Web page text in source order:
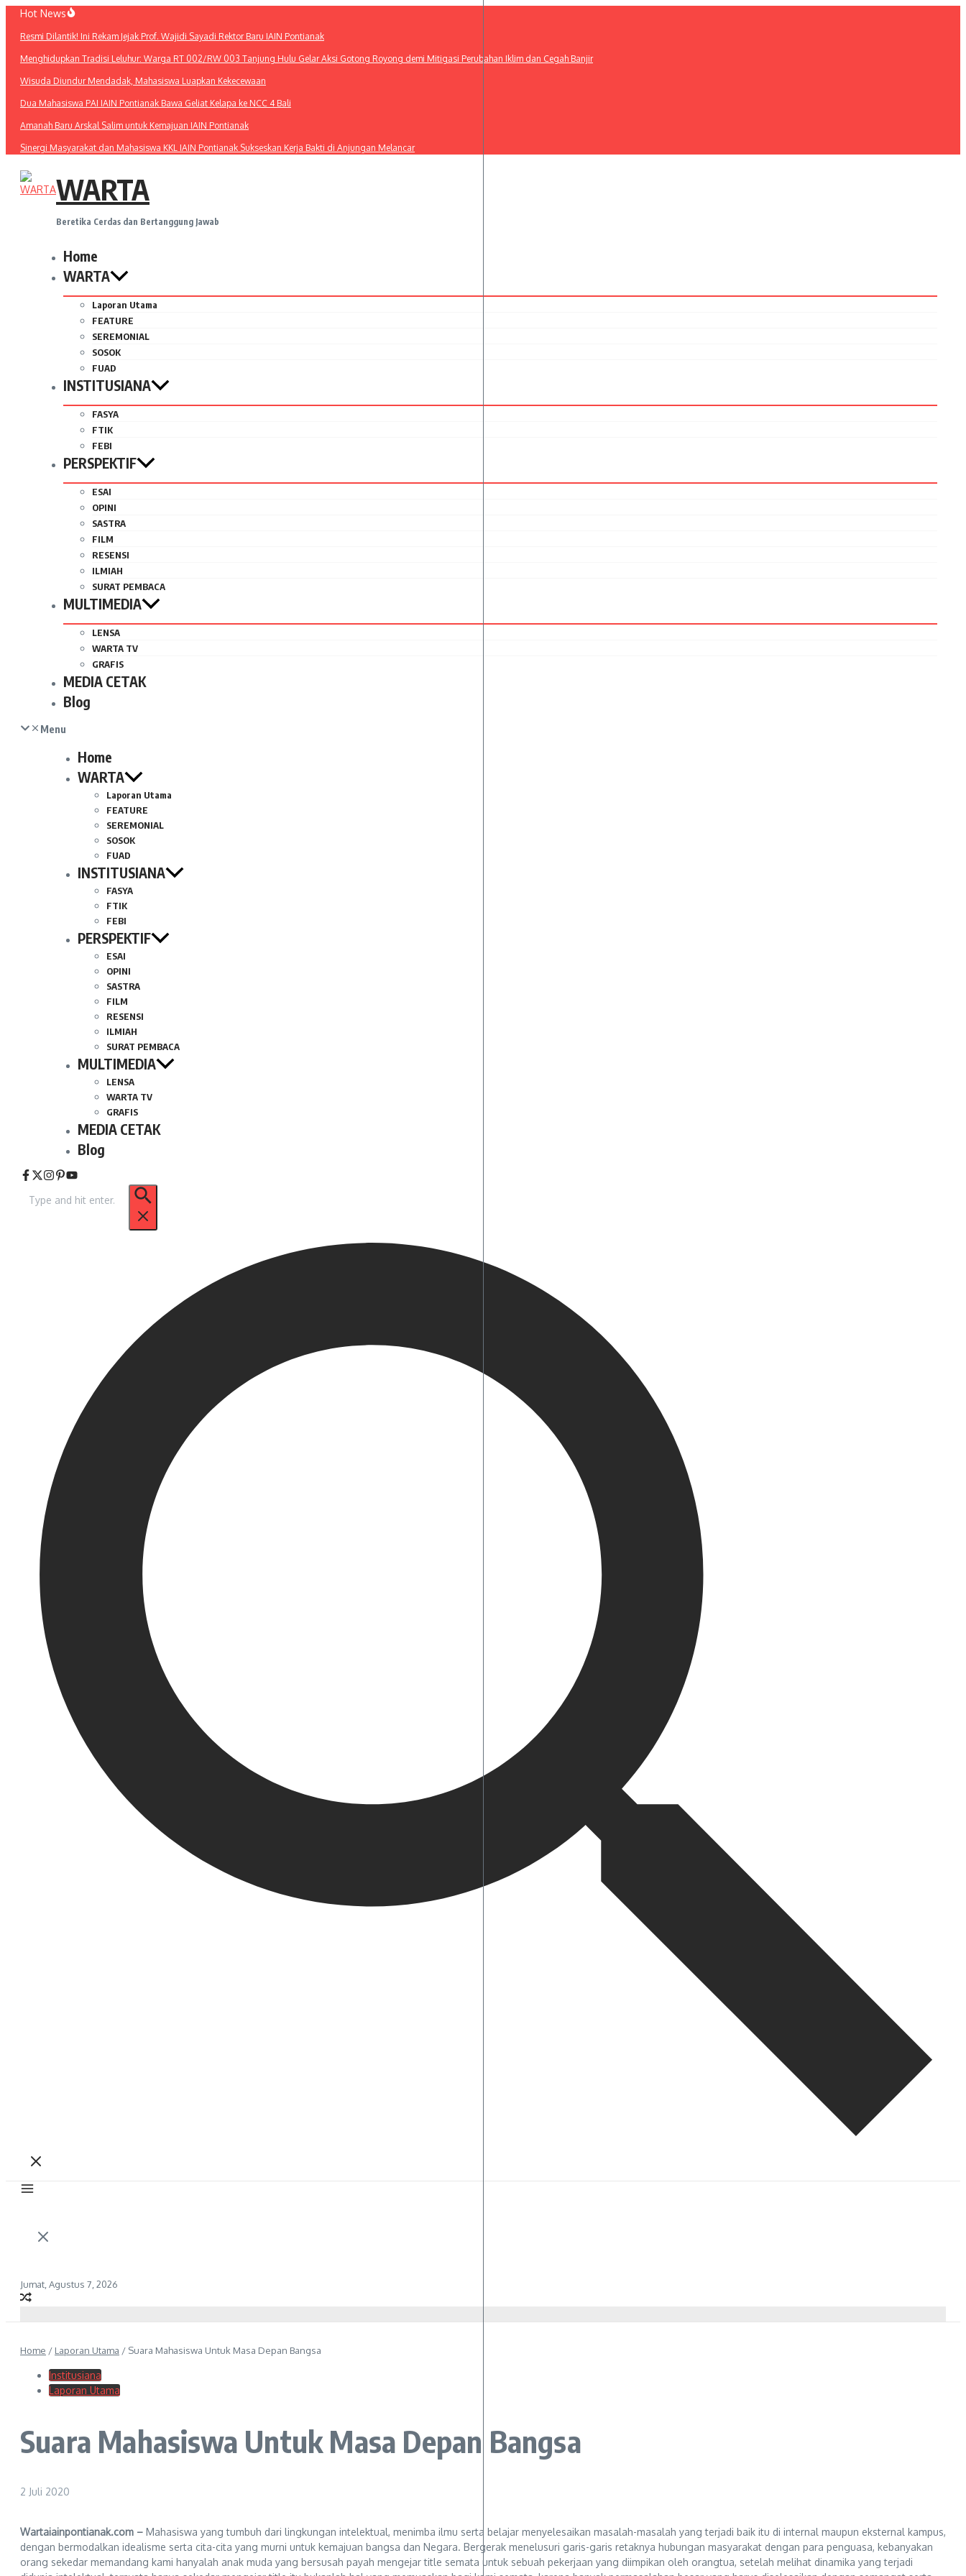
Lewati
konten
Hot News
Resmi Dilantik! Ini Rekam Jejak Prof. Wajidi Sayadi Rektor Baru IAIN Pontianak
Menghidupkan Tradisi Leluhur: Warga RT 002/RW 003 Tanjung Hulu Gelar Aksi Gotong Royong demi Mitigasi Perubahan Iklim dan Cegah Banjir
Wisuda Diundur Mendadak, Mahasiswa Luapkan Kekecewaan
Dua Mahasiswa PAI IAIN Pontianak Bawa Geliat Kelapa ke NCC 4 Bali
Amanah Baru Arskal Salim untuk Kemajuan IAIN Pontianak
Sinergi Masyarakat dan Mahasiswa KKL IAIN Pontianak Sukseskan Kerja Bakti di Anjungan Melancar
WARTA
Beretika Cerdas dan Bertanggung Jawab
Home
WARTA
Laporan Utama
FEATURE
SEREMONIAL
SOSOK
FUAD
INSTITUSIANA
FASYA
FTIK
FEBI
PERSPEKTIF
ESAI
OPINI
SASTRA
FILM
RESENSI
ILMIAH
SURAT PEMBACA
MULTIMEDIA
LENSA
WARTA TV
GRAFIS
MEDIA CETAK
Blog
Menu
Home
WARTA
Laporan Utama
FEATURE
SEREMONIAL
SOSOK
FUAD
INSTITUSIANA
FASYA
FTIK
FEBI
PERSPEKTIF
ESAI
OPINI
SASTRA
FILM
RESENSI
ILMIAH
SURAT PEMBACA
MULTIMEDIA
LENSA
WARTA TV
GRAFIS
MEDIA CETAK
Blog
untuk:
Jumat, Agustus 7, 2026
Home / Laporan Utama / Suara Mahasiswa Untuk Masa Depan Bangsa
Institusiana
Laporan Utama
Suara Mahasiswa Untuk Masa Depan Bangsa
2 Juli 2020
Wartaiainpontianak.com – Mahasiswa yang tumbuh dari lingkungan intelektual, menimba ilmu serta belajar menyelesaikan masalah-masalah yang terjadi baik itu di internal maupun eksternal kampus,
dengan bermodalkan idealisme serta cita-cita yang murni untuk kemajuan bangsa dan Negara. Bergerak menelusuri garis-garis retaknya hubungan masyarakat dengan para penguasa, kebanyakan
orang sekedar memandang kami hanyalah anak muda yang bersusah payah mengejar title semata untuk sebuah pekerjaan yang diimpikan oleh orangtua, setelah melihat dinamika yang terjadi